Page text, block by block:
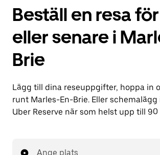
Beställ en resa
eller senare i
Brie
Lägg till dina reseuppgifter, hoppa in
runt Marles-En-Brie. Eller
Uber Reserve när som helst upp till
Ange plats